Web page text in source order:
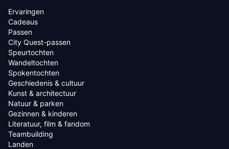
Ervaringen
Cadeaus
Passen
City Quest-passen
Speurtochten
Wandeltochten
Spokentochten
Geschiedenis & cultuur
Kunst & architectuur
Natuur & parken
Gezinnen & kinderen
Literatuur, film & fandom
Teambuilding
Landen